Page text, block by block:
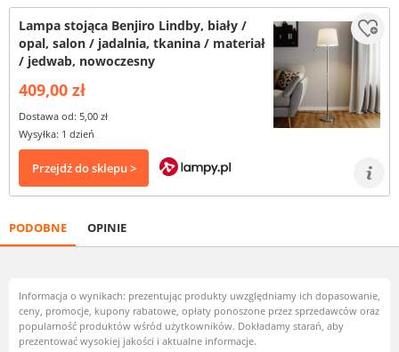
Lampa stojąca Benjiro Lindby, biały /
opal, salon / jadalnia, tkanina / materiał
/ jedwab, nowoczesny
409,00 zł
Dostawa od: 5,00 zł
Wysyłka: 1 dzień
Przejdź do sklepu >
PODOBNE OPINIE
Informacja o wynikach: prezentując produkty uwzględniamy ich dopasowanie,
ceny, promocje, kupony rabatowe, opłaty ponoszone przez sprzedawców oraz
popularność produktów wśród użytkowników. Dokładamy starań, aby
prezentować wysokiej jakości i aktualne informacje.